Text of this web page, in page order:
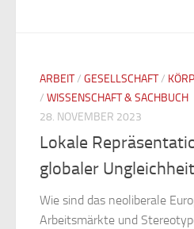
ARBEIT/ GESELLSCHAFT/
/ WISSENSCHAFT & SACHBUCH
28. NOVEMBER 2023
Lokale
globaler
Wie sind das neoliberale
Arbeitsmärkte und